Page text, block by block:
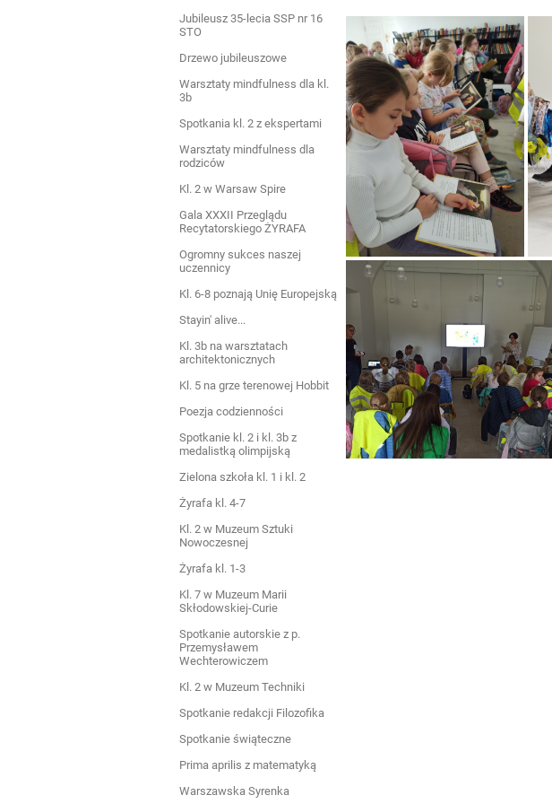
Jubileusz 35-lecia SSP nr 16
STO
Drzewo jubileuszowe
Warsztaty mindfulness dla kl.
3b
Spotkania kl. 2 z ekspertami
Warsztaty mindfulness dla
rodziców
Kl. 2 w Warsaw Spire
Gala XXXII Przeglądu
Recytatorskiego ŻYRAFA
Ogromny sukces naszej
uczennicy
Kl. 6-8 poznają Unię Europejską
Stayin' alive...
Kl. 3b na warsztatach
architektonicznych
Kl. 5 na grze terenowej Hobbit
Poezja codzienności
Spotkanie kl. 2 i kl. 3b z
medalistką olimpijską
Zielona szkoła kl. 1 i kl. 2
Żyrafa kl. 4-7
Kl. 2 w Muzeum Sztuki
Nowoczesnej
Żyrafa kl. 1-3
Kl. 7 w Muzeum Marii
Skłodowskiej-Curie
Spotkanie autorskie z p.
Przemysławem
Wechterowiczem
Kl. 2 w Muzeum Techniki
Spotkanie redakcji Filozofika
Spotkanie świąteczne
Prima aprilis z matematyką
Warszawska Syrenka